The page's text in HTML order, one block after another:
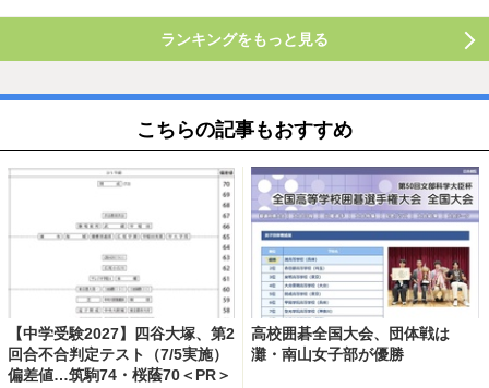
ランキングをもっと見る
こちらの記事もおすすめ
【中学受験2027】四谷大塚、第2
回合不合判定テスト（7/5実施）
偏差値…筑駒74・桜蔭70＜PR＞
高校囲碁全国大会、団体戦は
灘・南山女子部が優勝